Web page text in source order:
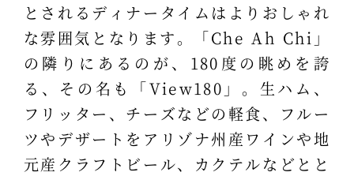
とされるディナータイムはよりおしゃれ
な雰囲気となります。「Che Ah Chi」
の隣りにあるのが、180度の眺めを誇
る、その名も「View180」。生ハム、
フリッター、チーズなどの軽食、フルー
ツやデザートをアリゾナ州産ワインや地
元産クラフトビール、カクテルなどとと